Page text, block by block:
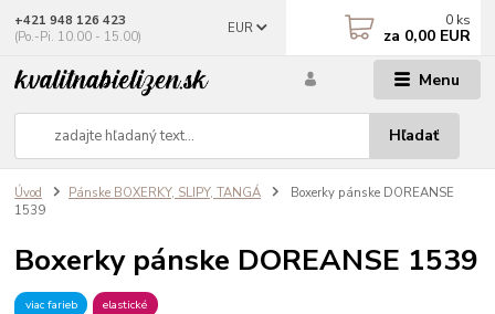
Menu
EUR
Hľadať
+421 948 126 423
(Po.-Pi. 10.00 - 15.00)
0 ks
za 0,00 EUR
Úvod Pánske BOXERKY, SLIPY, TANGÁ
Boxerky pánske DOREANSE
1539
Boxerky pánske DOREANSE 1539
viac farieb elastické